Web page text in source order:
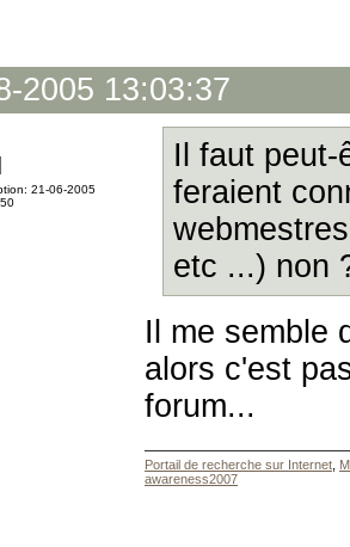
2005 13:03:37
21-06-2005
Il faut peut-
feraient
etc ...) non
Il me semble
alors c'est
forum...
Portail de recherche sur Internet
awareness2007